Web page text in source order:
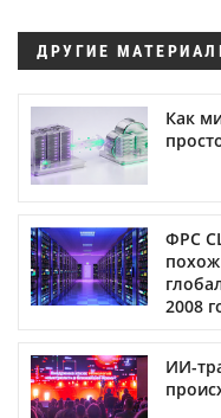
ДРУГИЕ
Как
ФРС
2008
ИИ-